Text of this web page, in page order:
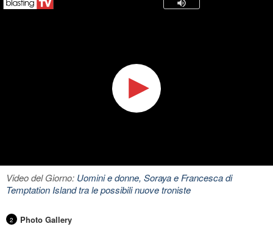
Video del Giorno: Uomini e donne, Soraya e Francesca di
Temptation Island tra le possibili nuove troniste
2 Photo Gallery